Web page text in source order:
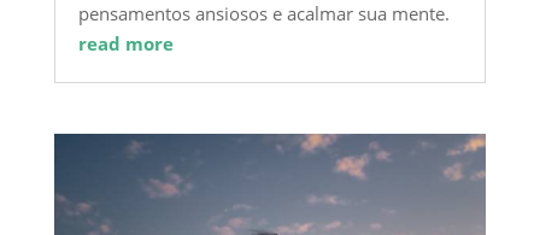
pensamentos ansiosos e acalmar sua mente.
read more